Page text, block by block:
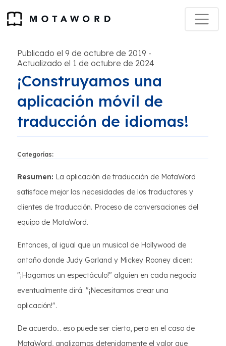
Publicado el 9 de octubre de 2019 -
Actualizado el 1 de octubre de 2024
¡Construyamos una
aplicación móvil de
traducción de idiomas!
Categorías:
Resumen: La aplicación de traducción de MotaWord
satisface mejor las necesidades de los traductores y
clientes de traducción. Proceso de conversaciones del
equipo de MotaWord.
Entonces, al igual que un musical de Hollywood de
antaño donde Judy Garland y Mickey Rooney dicen:
"¡Hagamos un espectáculo!" alguien en cada negocio
eventualmente dirá: "¡Necesitamos crear una
aplicación!".
De acuerdo... eso puede ser cierto, pero en el caso de
MotaWord, analizamos detenidamente el valor que